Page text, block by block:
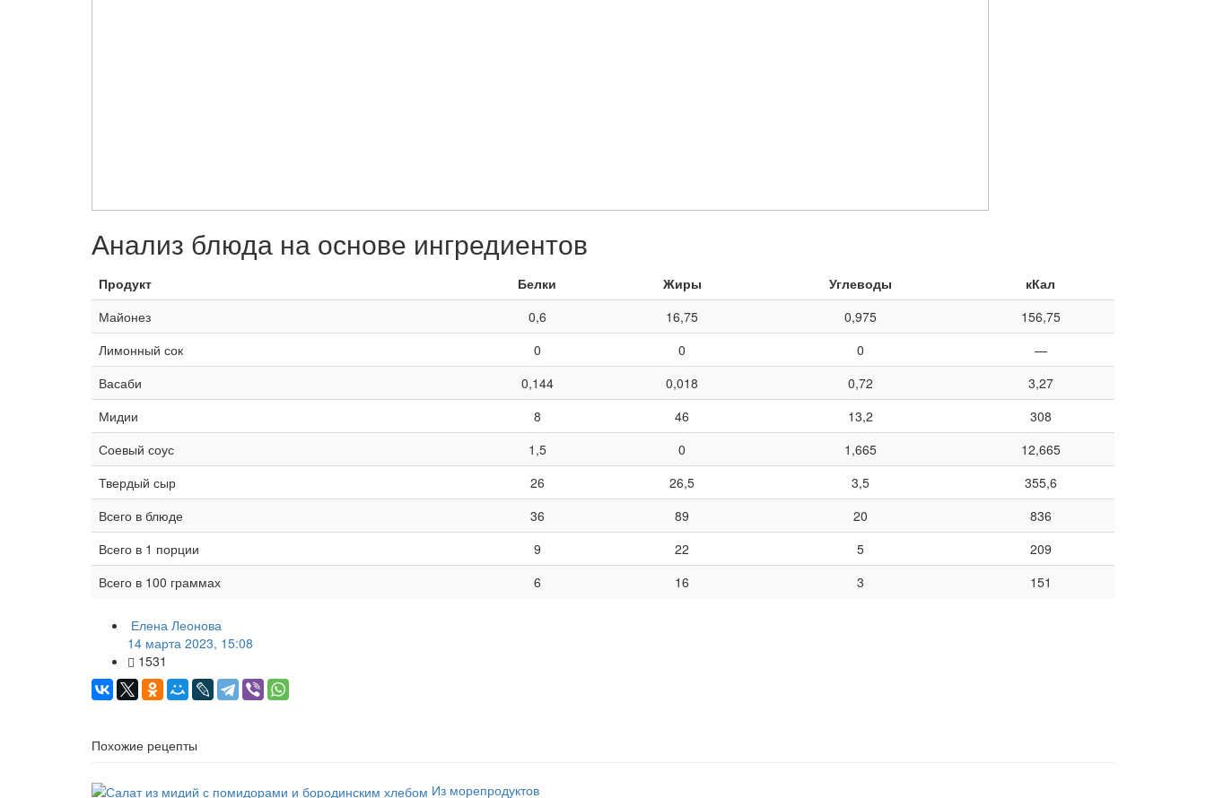
Анализ блюда на основе ингредиентов
Продукт Белки Жиры Углеводы
кКал
Майонез
0,6 16,75 0,975
156,75
Лимонный сок
0 0 0
—
Васаби
0,144 0,018 0,72
3,27
Мидии
8 46 13,2
308
Соевый соус
1,5 0 1,665
12,665
Твердый сыр
26 26,5 3,5
355,6
Всего в блюде
36 89 20
836
Всего в 1 порции
9 22 5
209
Всего в 100 граммах
6 16 3 151
Елена Леонова
14 марта 2023, 15:08
1531
Похожие рецепты
Из морепродуктов